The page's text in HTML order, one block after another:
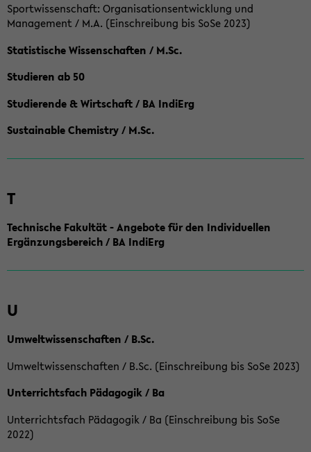
Sportwissenschaft: Organisationsentwicklung und
Management / M.A. (Einschreibung bis SoSe 2023)
Statistische Wissenschaften / M.Sc.
Studieren ab 50
Studierende & Wirtschaft / BA IndiErg
Sustainable Chemistry / M.Sc.
T
Technische Fakultät - Angebote für den Individuellen
Ergänzungsbereich / BA IndiErg
U
Umweltwissenschaften / B.Sc.
Umweltwissenschaften / B.Sc. (Einschreibung bis SoSe 2023)
Unterrichtsfach Pädagogik / Ba
Unterrichtsfach Pädagogik / Ba (Einschreibung bis SoSe
2022)